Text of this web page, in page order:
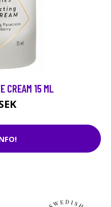
CREAM 15 ML